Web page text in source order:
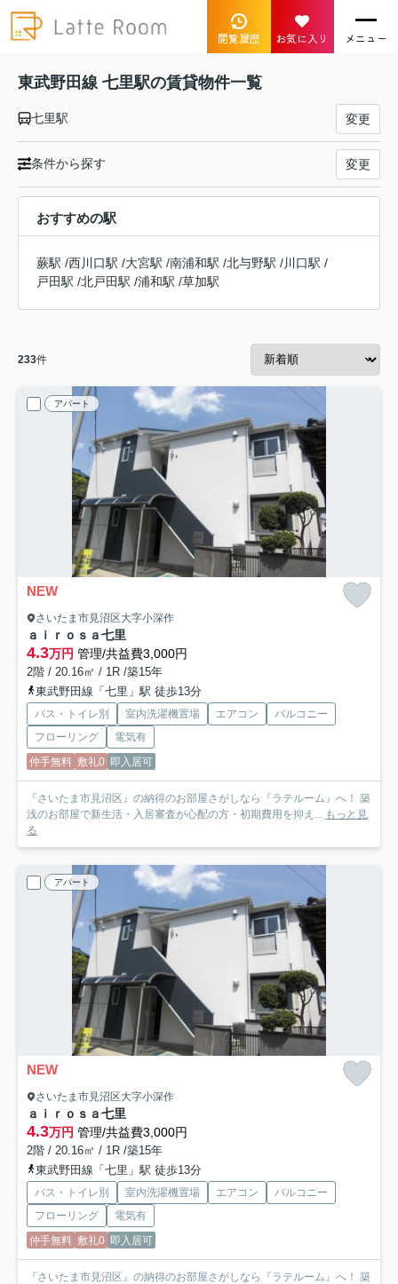
閲覧履歴 お気に入り メニュー
東武野田線 七里駅の賃貸物件一覧
七里駅 変更
条件から探す 変更
おすすめの駅
蕨駅 /西川口駅 /大宮駅 /南浦和駅 /北与野駅 /川口駅 /
戸田駅 /北戸田駅 /浦和駅 /草加駅
233件
アパート
NEW
さいたま市見沼区大字小深作
ａｉｒｏｓａ七里
4.3万円 管理/共益費3,000円
2階 / 20.16㎡ / 1R /築15年
東武野田線「七里」駅 徒歩13分
バス・トイレ別 室内洗濯機置場 エアコン
バルコニー
フローリング
電気有
仲手無料 敷礼0 即入居可
『さいたま市見沼区』の納得のお部屋さがしなら『ラテルーム』へ！ 築
浅のお部屋で新生活・入居審査が心配の方・初期費用を抑え...
もっと見
る
アパート
NEW
さいたま市見沼区大字小深作
ａｉｒｏｓａ七里
4.3万円 管理/共益費3,000円
2階 / 20.16㎡ / 1R /築15年
東武野田線「七里」駅 徒歩13分
バス・トイレ別 室内洗濯機置場 エアコン
バルコニー
フローリング
電気有
仲手無料 敷礼0 即入居可
『さいたま市見沼区』の納得のお部屋さがしなら『ラテルーム』へ！ 築